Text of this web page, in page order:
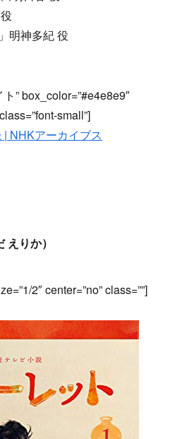
明神多紀 役
” box_color=”#e4e8e9″
small”]
NHKアーカイブス
えりか）
2″ center=”no” class=””]